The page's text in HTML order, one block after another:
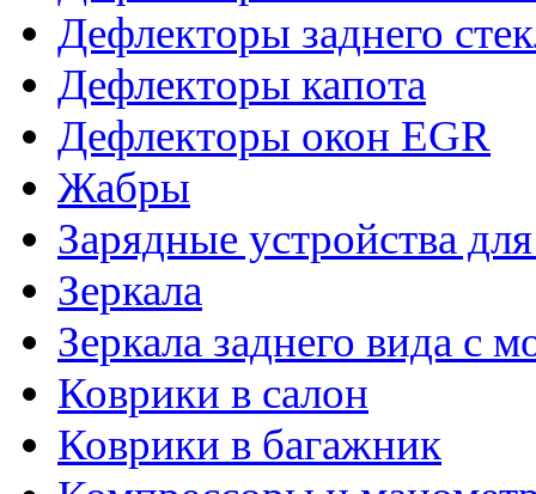
Дефлекторы заднего
Дефлекторы капота
Дефлекторы окон EGR
Жабры
Зарядные устройства
Зеркала
Зеркала заднего вида с
Коврики в салон
Коврики в багажник